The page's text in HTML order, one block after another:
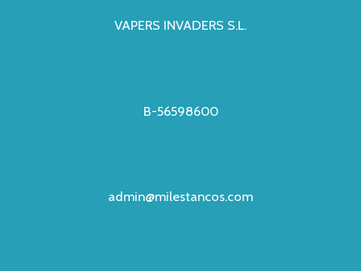
VAPERS INVADERS S.L.
B-56598600
admin@milestancos.com